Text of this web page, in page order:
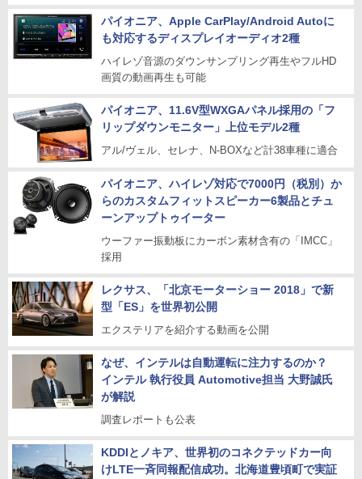
パイオニア、Apple CarPlay/Android Autoに
も対応するディスプレイオーディオ2種
ハイレゾ音源のダウンサンプリング再生やフルHD
画質の動画再生も可能
パイオニア、11.6V型WXGAパネル採用の「フ
リップダウンモニター」上位モデル2種
アル/ヴェル、セレナ、N-BOXなど計38車種に適合
パイオニア、ハイレゾ対応で7000円（税別）か
らのカスタムフィットスピーカー6製品とチュ
ーンアップトゥイーター
ウーファー振動板にカーボン素材含有の「IMCC」
採用
レクサス、「北京モーターショー 2018」で新
型「ES」を世界初公開
エクステリアを紹介する動画を公開
なぜ、インテルは自動運転に注力するのか？
インテル 執行役員 Automotive担当 大野誠氏
が解説
調査レポートも公表
KDDIとノキア、世界初のコネクテッドカー向
けLTE一斉同報配信成功。北海道豊頃町で実証